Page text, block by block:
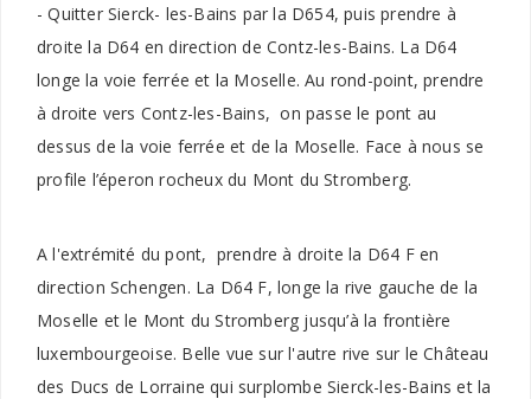
- Quitter Sierck- les-Bains par la D654, puis prendre à
droite la D64 en direction de Contz-les-Bains. La D64
longe la voie ferrée et la Moselle. Au rond-point, prendre
à droite vers Contz-les-Bains, on passe le pont au
dessus de la voie ferrée et de la Moselle. Face à nous se
profile l’éperon rocheux du Mont du Stromberg.
A l'extrémité du pont, prendre à droite la D64 F en
direction Schengen. La D64 F, longe la rive gauche de la
Moselle et le Mont du Stromberg jusqu’à la frontière
luxembourgeoise. Belle vue sur l'autre rive sur le Château
des Ducs de Lorraine qui surplombe Sierck-les-Bains et la